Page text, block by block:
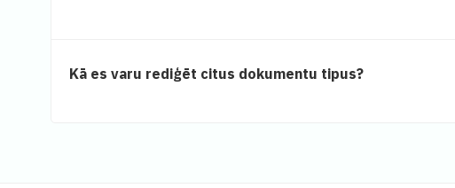
Kā es varu rediģēt citus dokumentu tipus?